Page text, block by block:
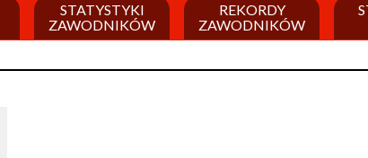
STATYSTYKI
ZAWODNIKÓW
REKORDY
ZAWODNIKÓW